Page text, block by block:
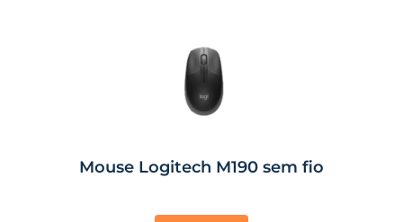
Mouse Logitech M190 sem fio